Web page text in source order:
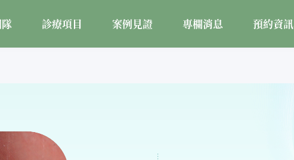
診療項目 案例見證 專欄消息 預約資訊